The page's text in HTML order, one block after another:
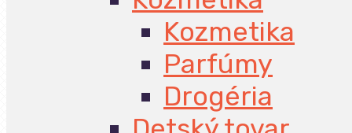
Kozmetika
Parfúmy
Drogéria